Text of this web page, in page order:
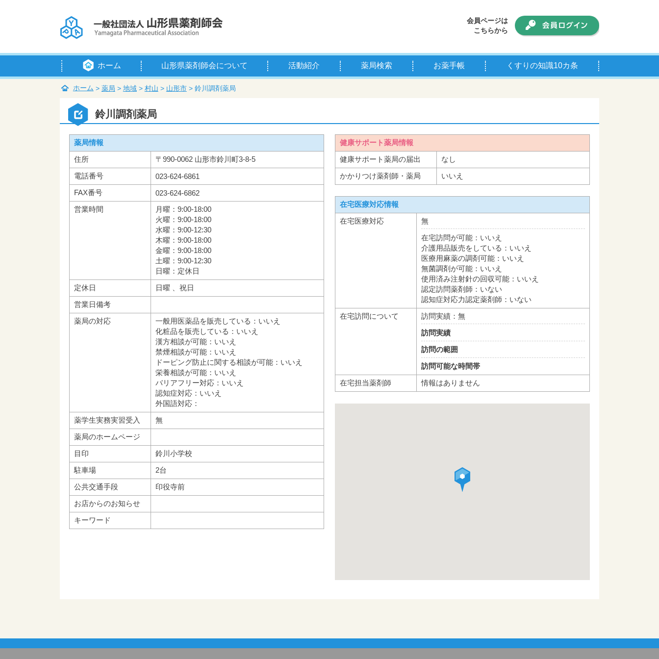
会員ページは
こちらから
ホーム 山形県薬剤師会について
会長挨拶
定款
例規等
組織・役員
賛助会員
入会のご案内
アクセス
活動紹介 薬局検索 お薬手帳 くすりの知識10カ条
ホーム > 薬局 > 地域> 村山 > 山形市> 鈴川調剤薬局
鈴川調剤薬局
薬局情報
住所
〒990-0062 山形市鈴川町3-8-5
電話番号
023-624-6861
FAX番号
023-624-6862
営業時間
月曜：9:00-18:00
火曜：9:00-18:00
水曜：9:00-12:30
木曜：9:00-18:00
金曜：9:00-18:00
土曜：9:00-12:30
日曜：定休日
定休日
日曜 、祝日
営業日備考
薬局の対応
一般用医薬品を販売している：いいえ
化粧品を販売している：いいえ
漢方相談が可能：いいえ
禁煙相談が可能：いいえ
ドーピング防止に関する相談が可能：いいえ
栄養相談が可能：いいえ
バリアフリー対応：いいえ
認知症対応：いいえ
外国語対応：
薬学生実務実習受入
無
薬局のホームページ
目印
鈴川小学校
駐車場
2台
公共交通手段
印役寺前
お店からのお知らせ
キーワード
健康サポート薬局情報
健康サポート薬局の届出
なし
かかりつけ薬剤師・薬局
いいえ
在宅医療対応情報
在宅医療対応
無
在宅訪問が可能：いいえ
介護用品販売をしている：いいえ
医療用麻薬の調剤可能：いいえ
無菌調剤が可能：いいえ
使用済み注射針の回収可能：いいえ
認定訪問薬剤師：いない
認知症対応力認定薬剤師：いない
在宅訪問について
訪問実績：無
訪問実績
訪問の範囲
訪問可能な時間帯
在宅担当薬剤師
情報はありません